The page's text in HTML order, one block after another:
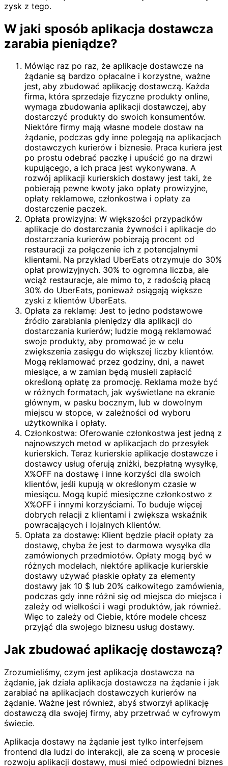
zysk z tego.
W jaki sposób aplikacja dostawcza
zarabia pieniądze?
Mówiąc raz po raz, że aplikacje dostawcze na
żądanie są bardzo opłacalne i korzystne, ważne
jest, aby zbudować aplikację dostawczą. Każda
firma, która sprzedaje fizyczne produkty online,
wymaga zbudowania aplikacji dostawczej, aby
dostarczyć produkty do swoich konsumentów.
Niektóre firmy mają własne modele dostaw na
żądanie, podczas gdy inne polegają na aplikacjach
dostawczych kurierów i biznesie. Praca kuriera jest
po prostu odebrać paczkę i upuścić go na drzwi
kupującego, a ich praca jest wykonywana. A
rozwój aplikacji kurierskich dostawy jest taki, że
pobierają pewne kwoty jako opłaty prowizyjne,
opłaty reklamowe, członkostwa i opłaty za
dostarczenie paczek.
Opłata prowizyjna: W większości przypadków
aplikacje do dostarczania żywności i aplikacje do
dostarczania kurierów pobierają procent od
restauracji za połączenie ich z potencjalnymi
klientami. Na przykład UberEats otrzymuje do 30%
opłat prowizyjnych. 30% to ogromna liczba, ale
wciąż restauracje, ale mimo to, z radością płacą
30% do UberEats, ponieważ osiągają większe
zyski z klientów UberEats.
Opłata za reklamę: Jest to jedno podstawowe
źródło zarabiania pieniędzy dla aplikacji do
dostarczania kurierów; ludzie mogą reklamować
swoje produkty, aby promować je w celu
zwiększenia zasięgu do większej liczby klientów.
Mogą reklamować przez godziny, dni, a nawet
miesiące, a w zamian będą musieli zapłacić
określoną opłatę za promocję. Reklama może być
w różnych formatach, jak wyświetlane na ekranie
głównym, w pasku bocznym, lub w dowolnym
miejscu w stopce, w zależności od wyboru
użytkownika i opłaty.
Członkostwa: Oferowanie członkostwa jest jedną z
najnowszych metod w aplikacjach do przesyłek
kurierskich. Teraz kurierskie aplikacje dostawcze i
dostawcy usług oferują zniżki, bezpłatną wysyłkę,
X%OFF na dostawę i inne korzyści dla swoich
klientów, jeśli kupują w określonym czasie w
miesiącu. Mogą kupić miesięczne członkostwo z
X%OFF i innymi korzyściami. To buduje więcej
dobrych relacji z klientami i zwiększa wskaźnik
powracających i lojalnych klientów.
Opłata za dostawę: Klient będzie płacił opłaty za
dostawę, chyba że jest to darmowa wysyłka dla
zamówionych przedmiotów. Opłaty mogą być w
różnych modelach, niektóre aplikacje kurierskie
dostawy używać płaskie opłaty za elementy
dostawy jak 10 $ lub 20% całkowitego zamówienia,
podczas gdy inne różni się od miejsca do miejsca i
zależy od wielkości i wagi produktów, jak również.
Więc to zależy od Ciebie, które modele chcesz
przyjąć dla swojego biznesu usług dostawy.
Jak zbudować aplikację dostawczą?
Zrozumieliśmy, czym jest aplikacja dostawcza na
żądanie, jak działa aplikacja dostawcza na żądanie i jak
zarabiać na aplikacjach dostawczych kurierów na
żądanie. Ważne jest również, abyś stworzył aplikację
dostawczą dla swojej firmy, aby przetrwać w cyfrowym
świecie.
Aplikacja dostawy na żądanie jest tylko interfejsem
frontend dla ludzi do interakcji, ale za sceną w procesie
rozwoju aplikacji dostawy, musi mieć odpowiedni biznes